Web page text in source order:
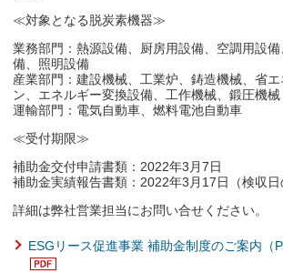
≪対象となる脱炭素機器≫
業務部門：熱源設備、厨房用設備、空調用設
備、照明設備
産業部門：建設機械、工業炉、鋳造機械、省
ン、エネルギー変換設備、工作機械、鍛圧機械
運輸部門：電気自動車、燃料電池自動車
≪受付期限≫
補助金交付申請書類：2022年3月7日
補助金実績報告書類：2022年3月17日（検収日
詳細は弊社営業担当にお問い合せください。
ESGリース促進事業 補助金制度のご案内（